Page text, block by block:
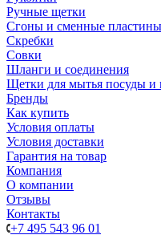
Ручные щетки
Сгоны и сменные пластины
Скребки
Совки
Шланги и соединения
Щетки для мытья посуды и
Бренды
Как купить
Условия оплаты
Условия доставки
Гарантия на товар
Компания
О компании
Отзывы
Контакты
+7 495 543 96 01